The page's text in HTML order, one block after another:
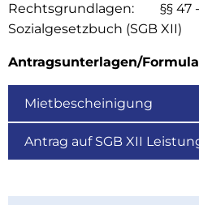
Rechtsgrundlagen: §§ 47 -
Sozialgesetzbuch (SGB XII)
Antragsunterlagen/
Mietbescheinigung
Antrag auf SGB XII